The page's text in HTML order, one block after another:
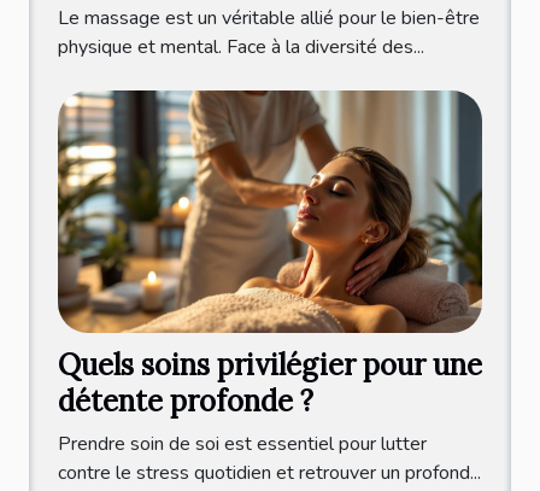
Le massage est un véritable allié pour le bien-être
physique et mental. Face à la diversité des...
Quels soins privilégier pour une
détente profonde ?
Prendre soin de soi est essentiel pour lutter
contre le stress quotidien et retrouver un profond...